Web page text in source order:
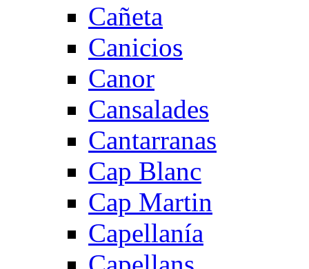
Cañeta
Canicios
Canor
Cansalades
Cantarranas
Cap Blanc
Cap Martin
Capellanía